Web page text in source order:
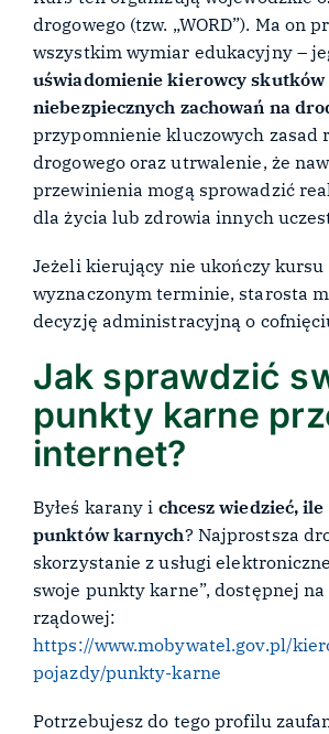
drogowego (tzw. „WORD”). Ma on
wszystkim wymiar edukacyjny –
uświadomienie kierowcy skutków
niebezpiecznych zachowań na
przypomnienie kluczowych zasad
drogowego oraz utrwalenie, że
przewinienia mogą sprowadzić
dla życia lub zdrowia innych
Jeżeli kierujący nie ukończy kursu
wyznaczonym terminie, starosta
decyzję administracyjną o
Jak sprawdzić
punkty karne
internet?
Byłeś karany i chcesz wiedzieć,
punktów karnych? Najprostsza
skorzystanie z usługi
swoje punkty karne”, dostępnej
rządowej:
https://www.mobywatel.gov.pl/
pojazdy/punkty-karne
Potrzebujesz do tego profilu